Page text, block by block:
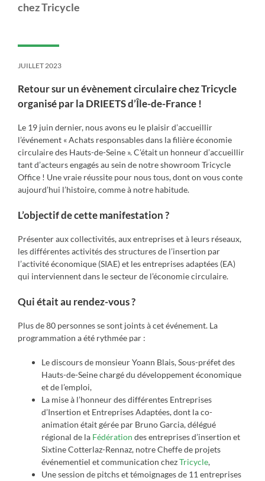
chez Tricycle
JUILLET 2023
Retour sur un évènement circulaire chez Tricycle
organisé par la DRIEETS d’Île-de-France !
Le 19 juin dernier, nous avons eu le plaisir d’accueillir
l’événement « Achats responsables dans la filière économie
circulaire des Hauts-de-Seine ». C’était un honneur d’accueillir
tant d’acteurs engagés au sein de notre showroom Tricycle
Office ! Une vraie réussite pour nous tous, dont on vous conte
aujourd’hui l’histoire, comme à notre habitude.
L’objectif de cette manifestation ?
Présenter aux collectivités, aux entreprises et à leurs réseaux,
les différentes activités des structures de l’insertion par
l’activité économique (SIAE) et les entreprises adaptées (EA)
qui interviennent dans le secteur de l’économie circulaire.
Qui était au rendez-vous ?
Plus de 80 personnes se sont joints à cet événement. La
programmation a été rythmée par :
Le discours de monsieur Yoann Blais, Sous-préfet des
Hauts-de-Seine chargé du développement économique
et de l’emploi,
La mise à l’honneur des différentes Entreprises
d’Insertion et Entreprises Adaptées, dont la co-
animation était gérée par Bruno Garcia, délégué
régional de la Fédération des entreprises d’insertion et
Sixtine Cotterlaz-Rennaz, notre Cheffe de projets
événementiel et communication chezTricycle,
Une session de pitchs et témoignages de 11 entreprises